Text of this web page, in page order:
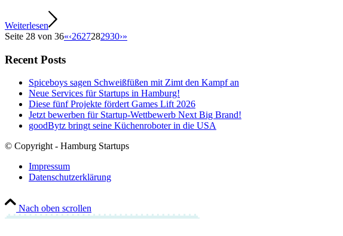
Weiterlesen
Seite 28 von 36«‹2627282930›»
Recent Posts
Spiceboys sagen Schweißfüßen mit Zimt den Kampf an
Neue Services für Startups in Hamburg!
Diese fünf Projekte fördert Games Lift 2026
Jetzt bewerben für Startup-Wettbewerb Next Big Brand!
goodBytz bringt seine Küchenroboter in die USA
© Copyright - Hamburg Startups
Impressum
Datenschutzerklärung
Nach oben scrollen